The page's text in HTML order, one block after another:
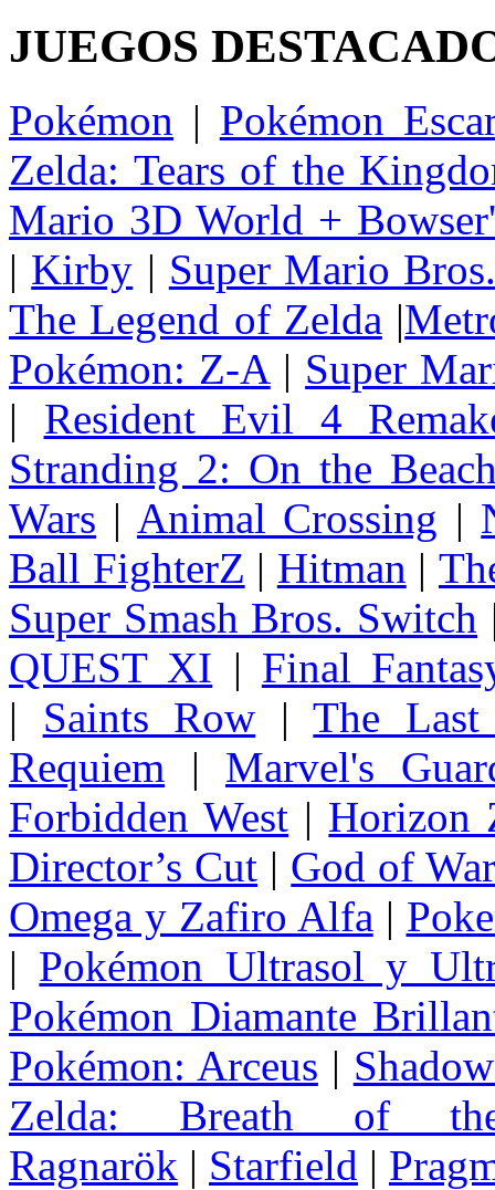
JUEGOS
Pokémon | Pokémon
Zelda: Tears of the
Mario 3D World +
| Kirby | Super Mario
The Legend of Zelda |
Pokémon: Z-A | Super
| Resident Evil 4
Stranding 2: On the
Wars | Animal Crossing |
Ball FighterZ | Hitman |
Super Smash Bros. Switch
QUEST XI | Final
| Saints Row |The
Requiem | Marvel's
Forbidden West | Horizon
Director’s Cut | God of
Omega y Zafiro Alfa |
| Pokémon Ultrasol y
Pokémon Diamante
Pokémon: Arceus |
Zelda: Breath of
Ragnarök | Starfield |